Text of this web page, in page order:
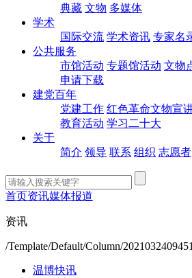
典藏 文物 多媒体
学术
国际交流 学术资讯 专家名
公共服务
市馆活动 专题馆活动 文物
申请下载
建党百年
党建工作 红色革命文物宣
教育活动 学习二十大
关于
简介 领导 联系 组织 志愿者
首页资讯媒体报道
资讯
/Template/Default/Column/
温博快讯